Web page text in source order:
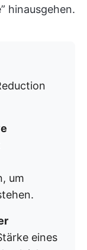
hinausgehen.
um
eines